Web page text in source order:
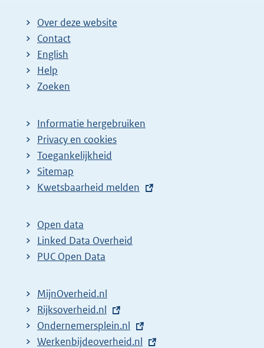
Over deze website
Contact
English
Help
Zoeken
Informatie hergebruiken
Privacy en cookies
Toegankelijkheid
Sitemap
E
t
e
r
l
i
n
Kwetsbaarheid melden
Open data
Linked Data Overheid
PUC Open Data
MijnOverheid.nl
E
x
t
Rijksoverheid.nl
E
x
Ondernemersplein.nl
E
Werkenbijdeoverheid.nl